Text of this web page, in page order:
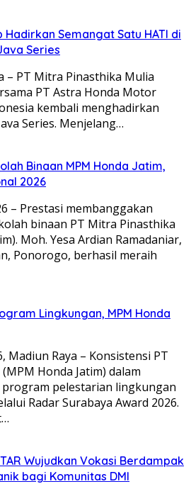
Hadirkan Semangat Satu HATI di
Series
– PT Mitra Pinasthika Mulia
PT Astra Honda Motor
kembali menghadirkan
Series. Menjelang…
Binaan MPM Honda Jatim,
2026
– Prestasi membanggakan
binaan PT Mitra Pinasthika
Moh. Yesa Ardian Ramadaniar,
Ponorogo, berhasil meraih
Lingkungan, MPM Honda
Madiun Raya – Konsistensi PT
Honda Jatim) dalam
pelestarian lingkungan
Radar Surabaya Award 2026.
Wujudkan Vokasi Berdampak
bagi Komunitas DMI